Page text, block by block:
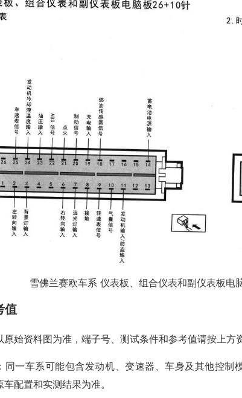
雪佛兰赛欧车系 仪表板、组合仪表和副仪表板
值
原始资料图为准，端子号、测试条件和参考值请按上方
同一车系可能包含发动机、变速器、车身及其他控制
配置和实测结果为准。